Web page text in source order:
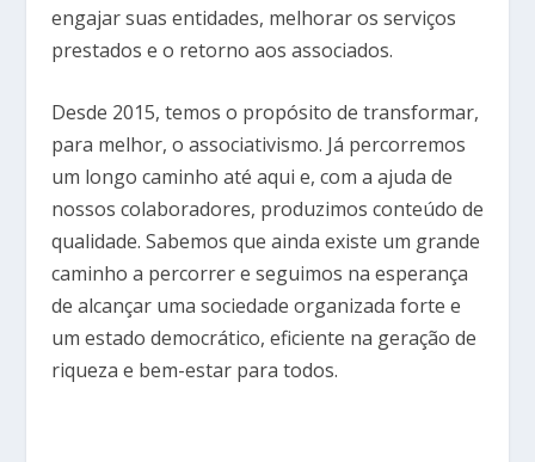
engajar suas entidades, melhorar os serviços
prestados e o retorno aos associados.
Desde 2015, temos o propósito de transformar,
para melhor, o associativismo. Já percorremos
um longo caminho até aqui e, com a ajuda de
nossos colaboradores, produzimos conteúdo de
qualidade. Sabemos que ainda existe um grande
caminho a percorrer e seguimos na esperança
de alcançar uma sociedade organizada forte e
um estado democrático, eficiente na geração de
riqueza e bem-estar para todos.